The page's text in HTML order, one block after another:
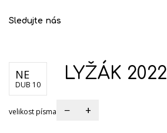
Školní magazín REFRESH
Sledujte nás
NE
DUB 10
LYŽÁK 2022
velikost písma − +